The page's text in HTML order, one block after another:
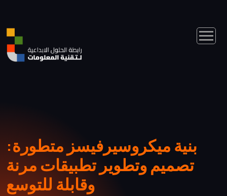
بنية ميكروسيرفيسز متطورة:
تصميم وتطوير تطبيقات مرنة
وقابلة للتوسع